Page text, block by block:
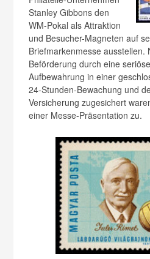
Stanley Gibbons den
WM-Pokal als Attraktion
und Besucher-Magneten auf
Briefmarkenmesse ausstellen.
Beförderung durch eine
Aufbewahrung in einer
24-Stunden-Bewachung und
Versicherung zugesichert
einer Messe-Präsentation zu.